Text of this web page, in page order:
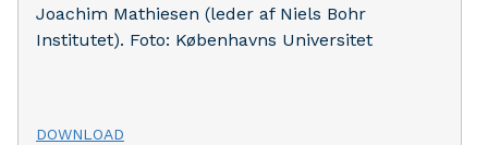
Joachim Mathiesen (leder af Niels Bohr
Institutet). Foto: Københavns Universitet
DOWNLOAD